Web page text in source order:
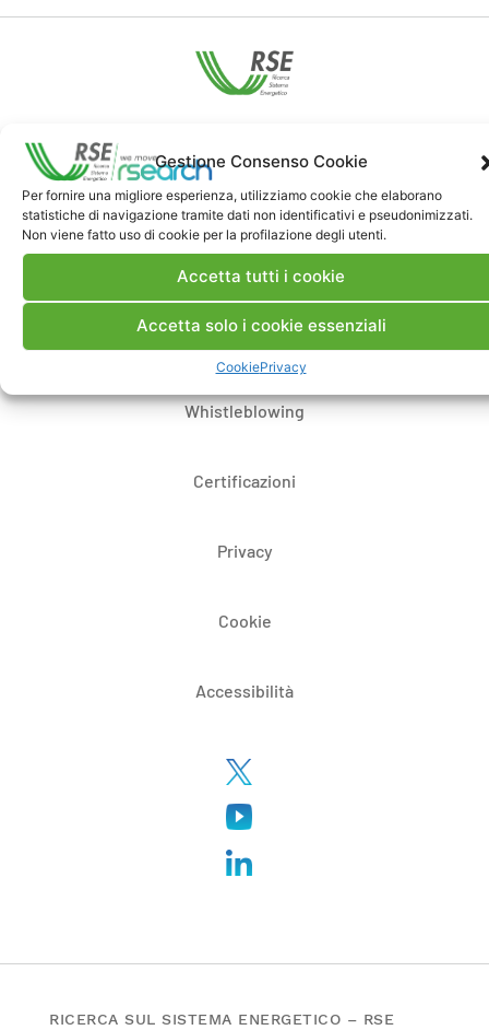
Gestione Consenso Cookie
Per fornire una migliore esperienza, utilizziamo cookie che elaborano
statistiche di navigazione tramite dati non identificativi e pseudonimizzati.
Non viene fatto uso di cookie per la profilazione degli utenti.
Accetta tutti i cookie
Accetta solo i cookie essenziali
CookiePrivacy
Note Legali
Dove siamo
Whistleblowing
Certificazioni
Privacy
Cookie
Accessibilità
RICERCA SUL SISTEMA ENERGETICO – RSE